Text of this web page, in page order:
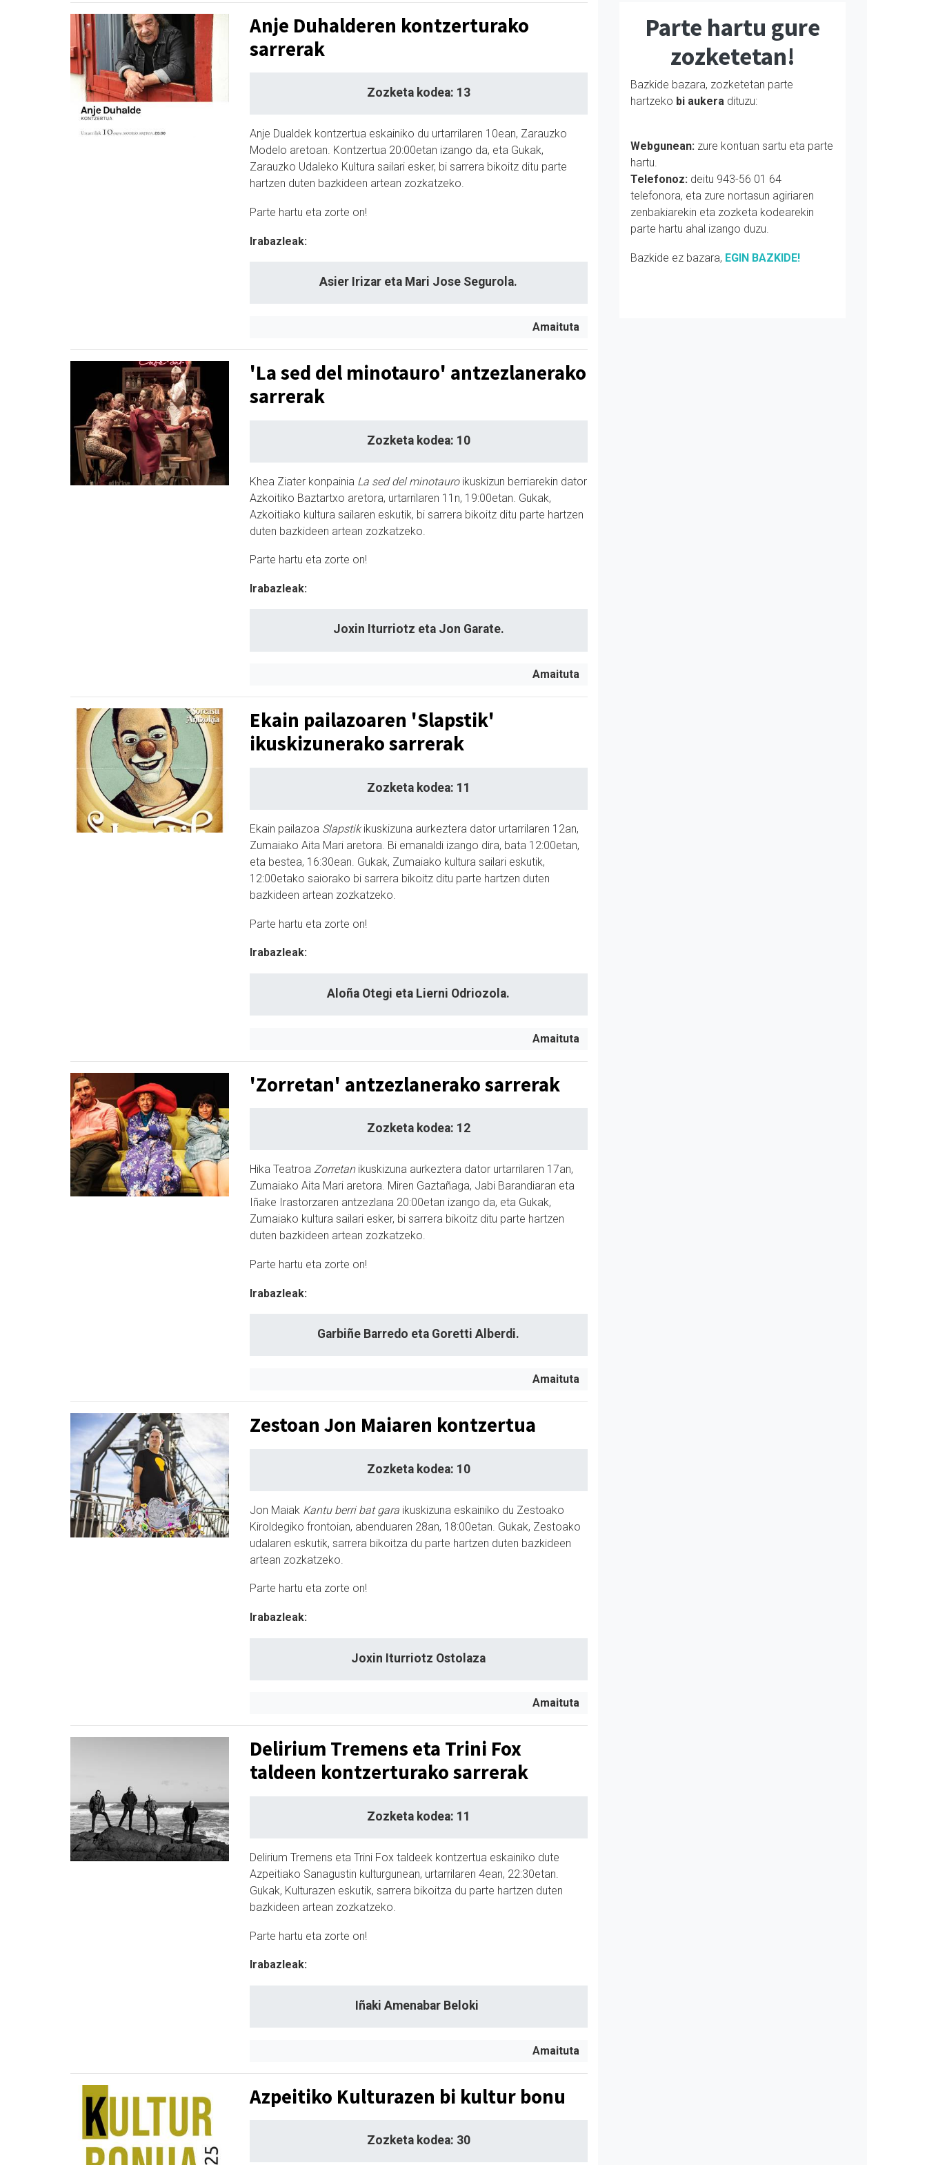
Parte hartu gure
zozketetan!
Bazkide bazara, zozketetan parte
hartzeko bi aukera dituzu:
Webgunean: zure kontuan sartu eta parte
hartu.
Telefonoz: deitu 943-56 01 64
telefonora, eta zure nortasun agiriaren
zenbakiarekin eta zozketa kodearekin
parte hartu ahal izango duzu.
Bazkide ez bazara, EGIN BAZKIDE!
Anje Duhalderen kontzerturako
sarrerak
Zozketa kodea: 13
Anje Dualdek kontzertua eskainiko du urtarrilaren 10ean, Zarauzko
Modelo aretoan. Kontzertua 20:00etan izango da, eta Gukak,
Zarauzko Udaleko Kultura sailari esker, bi sarrera bikoitz ditu parte
hartzen duten bazkideen artean zozkatzeko.
Parte hartu eta zorte on!
Irabazleak:
Asier Irizar eta Mari Jose Segurola.
Amaituta
'La sed del minotauro' antzezlanerako
sarrerak
Zozketa kodea: 10
Khea Ziater konpainia La sed del minotauroikuskizun berriarekin dator
Azkoitiko Baztartxo aretora, urtarrilaren 11n, 19:00etan. Gukak,
Azkoitiako kultura sailaren eskutik, bi sarrera bikoitz ditu parte hartzen
duten bazkideen artean zozkatzeko.
Parte hartu eta zorte on!
Irabazleak:
Joxin Iturriotz eta Jon Garate.
Amaituta
Ekain pailazoaren 'Slapstik'
ikuskizunerako sarrerak
Zozketa kodea: 11
Ekain pailazoa Slapstikikuskizuna aurkeztera dator urtarrilaren 12an,
Zumaiako Aita Mari aretora. Bi emanaldi izango dira, bata 12:00etan,
eta bestea, 16:30ean. Gukak, Zumaiako kultura sailari eskutik,
12:00etako saiorako bi sarrera bikoitz ditu parte hartzen duten
bazkideen artean zozkatzeko.
Parte hartu eta zorte on!
Irabazleak:
Aloña Otegi eta Lierni Odriozola.
Amaituta
'Zorretan' antzezlanerako sarrerak
Zozketa kodea: 12
Hika Teatroa Zorretanikuskizuna aurkeztera dator urtarrilaren 17an,
Zumaiako Aita Mari aretora. Miren Gaztañaga, Jabi Barandiaran eta
Iñake Irastorzaren antzezlana 20:00etan izango da, eta Gukak,
Zumaiako kultura sailari esker, bi sarrera bikoitz ditu parte hartzen
duten bazkideen artean zozkatzeko.
Parte hartu eta zorte on!
Irabazleak:
Garbiñe Barredo eta Goretti Alberdi.
Amaituta
Zestoan Jon Maiaren kontzertua
Zozketa kodea: 10
Jon Maiak Kantu berri bat garaikuskizuna eskainiko du Zestoako
Kiroldegiko frontoian, abenduaren 28an, 18:00etan. Gukak, Zestoako
udalaren eskutik, sarrera bikoitza du parte hartzen duten bazkideen
artean zozkatzeko.
Parte hartu eta zorte on!
Irabazleak:
Joxin Iturriotz Ostolaza
Amaituta
Delirium Tremens eta Trini Fox
taldeen kontzerturako sarrerak
Zozketa kodea: 11
Delirium Tremens eta Trini Fox taldeek kontzertua eskainiko dute
Azpeitiako Sanagustin kulturgunean, urtarrilaren 4ean, 22:30etan.
Gukak, Kulturazen eskutik, sarrera bikoitza du parte hartzen duten
bazkideen artean zozkatzeko.
Parte hartu eta zorte on!
Irabazleak:
Iñaki Amenabar Beloki
Amaituta
Azpeitiko Kulturazen bi kultur bonu
Zozketa kodea: 30